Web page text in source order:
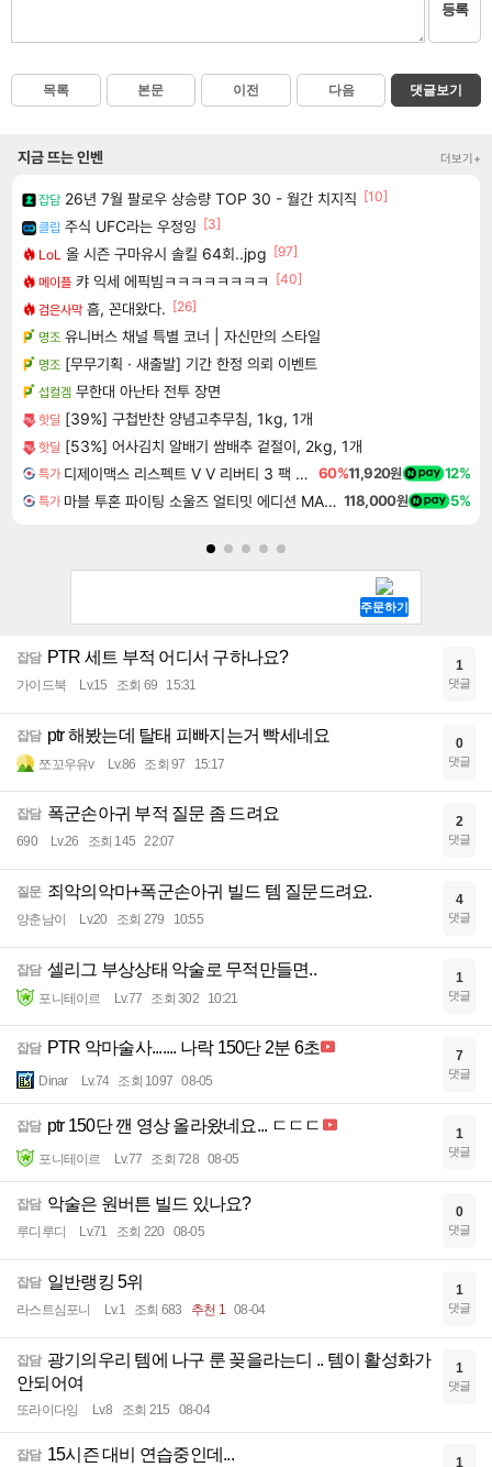
등록
목록 본문 이전 다음 댓글보기
지금 뜨는 인벤 더보기+
잡담 26년 7월 팔로우 상승량 TOP 30 - 월간 치지직 [10]
클립 주식 UFC라는 우정잉 [3]
LoL 올 시즌 구마유시 솔킬 64회..jpg [97]
메이플 캬 익세 에픽빔ㅋㅋㅋㅋㅋㅋㅋㅋ
[40]
검은사막 흠, 꼰대왔다. [26]
명조 유니버스 채널 특별 코너 | 자신만의 스타일
명조 [무무기획 · 새출발] 기간 한정 의뢰 이벤트
섭컬겜 무한대 아난타 전투 장면
핫딜 [39%] 구첩반찬 양념고추무침, 1kg, 1개
핫딜 [53%] 어사김치 알배기 쌈배추 겉절이, 2kg, 1개
특가 디제이맥스 리스펙트 V V 리버티 3 팩 DJMAX RESPECT V V Liberty 3 Pack DLC 60%11,920원 12%
특가 마블 투혼 파이팅 소울즈 얼티밋 에디션 MARVEL Tokon Fighting Souls Ultimate Edition 118,000원 5%
잡담 PTR 세트 부적 어디서 구하나요?
가이드북 Lv.15 조회 69 15:31
1
댓글
잡담 ptr 해봤는데 탈태 피빠지는거 빡세네요
쪼꼬우유v Lv.86 조회 97 15:17
0
댓글
잡담 폭군손아귀 부적 질문 좀 드려요
690 Lv.26 조회 145 22:07
2
댓글
질문 죄악의악마+폭군손아귀 빌드 템 질문드려요.
양춘남이 Lv.20 조회 279 10:55
4
댓글
잡담 셀리그 부상상태 악술로 무적만들면..
포니테이르 Lv.77 조회 302 10:21
1
댓글
잡담 PTR 악마술사....... 나락 150단 2분 6초
Dinar Lv.74 조회 1097 08-05
7
댓글
잡담 ptr 150단 깬 영상 올라왔네요... ㄷㄷㄷ
포니테이르 Lv.77 조회 728 08-05
1
댓글
잡담 악술은 원버튼 빌드 있나요?
루디루디 Lv.71 조회 220 08-05
0
댓글
잡담 일반랭킹 5위
라스트심포니 Lv.1 조회 683 추천 1 08-04
1
댓글
잡담 광기의우리 템에 나구 룬 꽂을라는디 .. 템이 활성화가
안되어여
또라이다잉 Lv.8 조회 215 08-04
1
댓글
잡담 15시즌 대비 연습중인데... 1